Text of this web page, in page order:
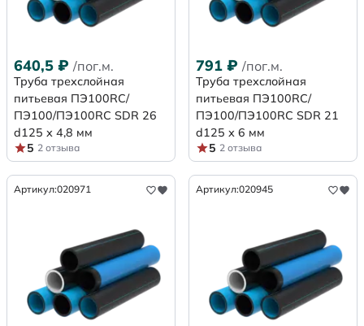
640,5 ₽ /пог.м.
Труба трехслойная
питьевая ПЭ100RC/
ПЭ100/ПЭ100RC SDR 26
d125 х 4,8 мм
5 2 отзыва
791 ₽ /пог.м.
Труба трехслойная
питьевая ПЭ100RC/
ПЭ100/ПЭ100RC SDR 21
d125 х 6 мм
5 2 отзыва
Артикул:020971 Артикул:020945